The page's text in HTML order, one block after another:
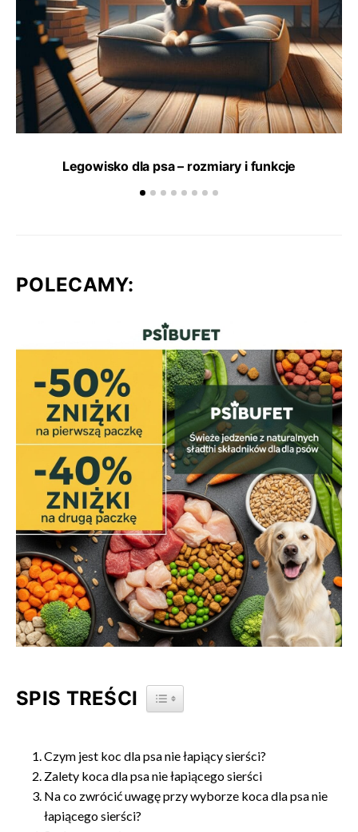
Legowisko dla psa – rozmiary i funkcje
POLECAMY:
SPIS TREŚCI TOGGLE TABLE OF CONTENT
Czym jest koc dla psa nie łapiący sierści?
Zalety koca dla psa nie łapiącego sierści
Na co zwrócić uwagę przy wyborze koca dla psa nie
łapiącego sierści?